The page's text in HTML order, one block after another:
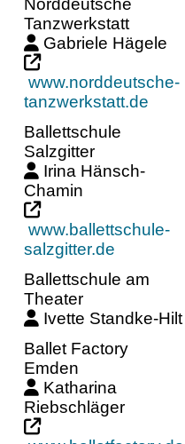
Norddeutsche
Tanzwerkstatt
Gabriele Hägele
www.norddeutsche-
tanzwerkstatt.de
Ballettschule
Salzgitter
Irina Hänsch-
Chamin
www.ballettschule-
salzgitter.de
Ballettschule am
Theater
Ivette Standke-Hilt
Ballet Factory
Emden
Katharina
Riebschläger